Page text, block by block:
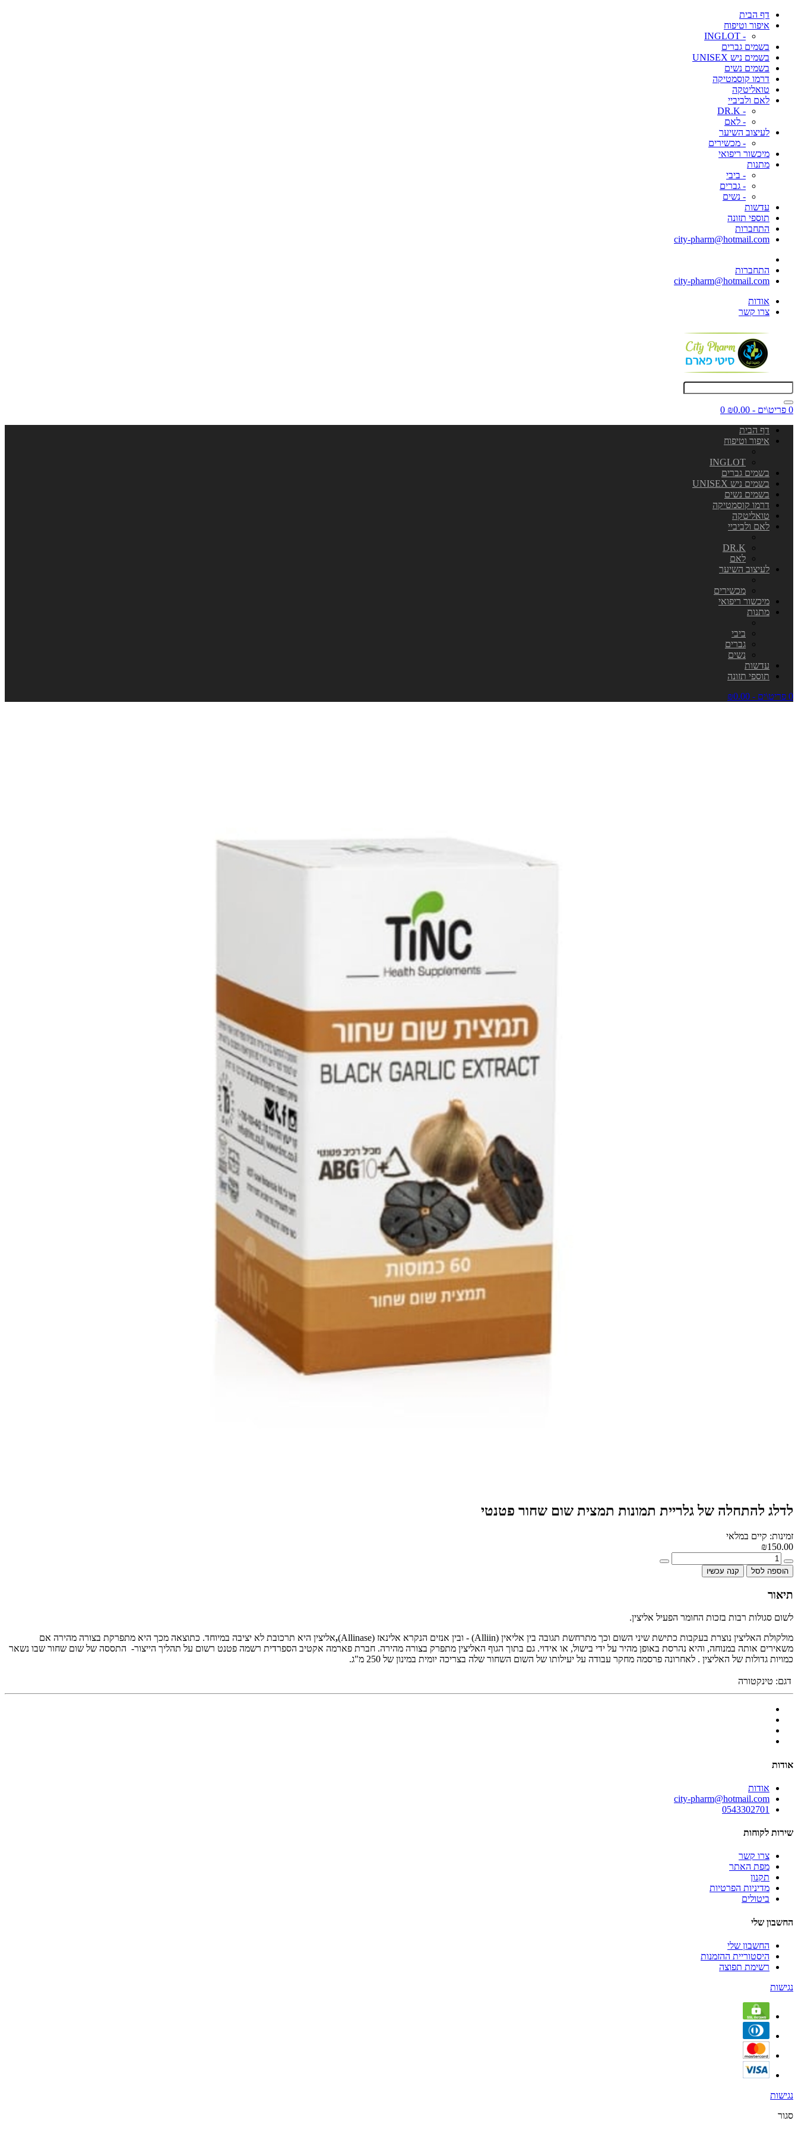
דף הבית
איפור וטיפוח
- INGLOT
בשמים גברים
בשמים ניש UNISEX
בשמים נשים
דרמו קוסמטיקה
טואליטקה
לאם ולביביי
- DR.K
- לאם
לעיצוב השיער
- מכשירים
מיכשור ריפואי
מתנות
- ביבי
- גברים
- נשים
עדשות
תוספי תזונה
התחברות
city-pharm@hotmail.com
התחברות
city-pharm@hotmail.com
אודות
צרו קשר
0 פריט\ים - ₪0.00
0
דף הבית
איפור וטיפוח
INGLOT
בשמים גברים
בשמים ניש UNISEX
בשמים נשים
דרמו קוסמטיקה
טואליטקה
לאם ולביביי
DR.K
לאם
לעיצוב השיער
מכשירים
מיכשור ריפואי
מתנות
ביבי
גברים
נשים
עדשות
תוספי תזונה
0 פריט\ים - ₪0.00
לדלג להתחלה של גלריית תמונות תמצית שום שחור פטנטי
זמינות: קיים במלאי
₪150.00
הוספה לסל קנה עכשיו
תיאור
לשום סגולות רבות בזכות החומר הפעיל אליצין.
מולקולת האליצין נוצרת בעקבות כתישת שיני השום וכך מתרחשת תגובה בין אליאין (Alliin) - ובין אנזים הנקרא אלינאז (Allinase)
,אליצין היא תרכובת לא יציבה במיוחד. כתוצאה מכך היא מתפרקת בצורה מהירה אם
משאירים אותה במנוחה, והיא נהרסת באופן מהיר על ידי בישול, או אידוי. גם בתוך הגוף האליצין מתפרק בצורה מהירה. חברת פארמה אקטיב הספרדית רשמה פטנט רשום על תהליך הייצור- התססה של שום שחור שבו נשאר
כמויות גדולות של האליצין . לאחרונה פרסמה מחקר עבודה על יעילותו של השום השחור שלה בצריכה יומית במינון של 250 מ"ג.
דגם: טינקטורה
אודות
אודות
city-pharm@hotmail.com
0543302701
שירות לקוחות
צרו קשר
מפת האתר
תקנון
מדיניות הפרטיות
ביטולים
החשבון שלי
החשבון שלי
היסטוריית ההזמנות
רשימת תפוצה
נגישות
נגישות
סגור